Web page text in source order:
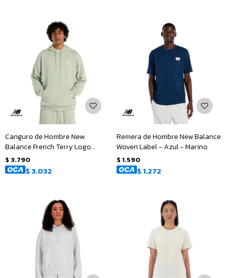
Canguro de Hombre New
Balance French Terry Logo
Hoodie - Verde Claro
$ 3.790
$3.032
Remera de Hombre New Balance
Woven Label - Azul - Marino
$ 1.590
$1.272